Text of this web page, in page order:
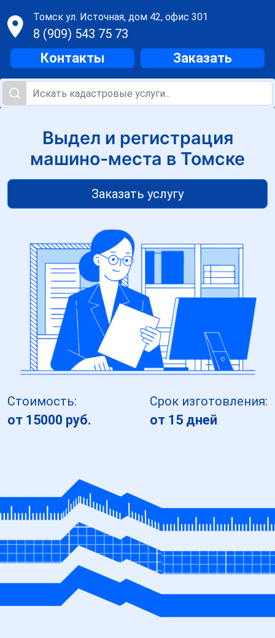
Томск ул. Источная, дом 42, офис 301
8 (909) 543 75 73
Контакты Заказать
Выдел и регистрация
машино-места в Томске
Заказать услугу
Стоимость:
от 15000 руб.
Срок изготовления:
от 15 дней